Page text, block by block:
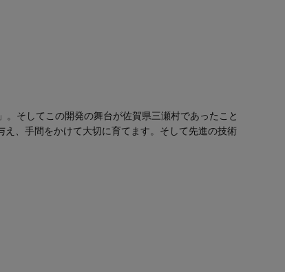
そしてこの開発の舞台が佐賀県三瀬村であったこと
、手間をかけて大切に育てます。そして先進の技術